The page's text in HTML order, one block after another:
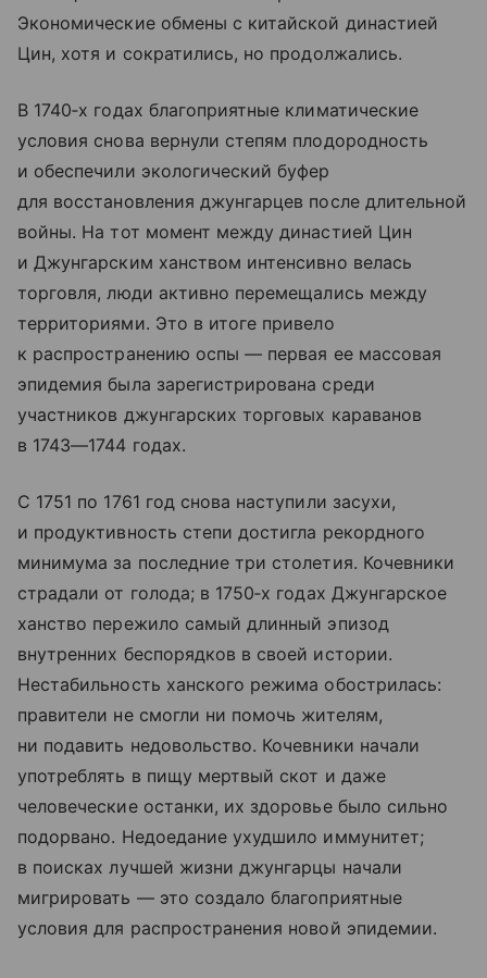
Экономические обмены с китайской династией
Цин, хотя и сократились, но продолжались.
В 1740‑х годах благоприятные климатические
условия снова вернули степям плодородность
и обеспечили экологический буфер
для восстановления джунгарцев после длительной
войны. На тот момент между династией Цин
и Джунгарским ханством интенсивно велась
торговля, люди активно перемещались между
территориями. Это в итоге привело
к распространению оспы — первая ее массовая
эпидемия была зарегистрирована среди
участников джунгарских торговых караванов
в 1743—1744 годах.
С 1751 по 1761 год снова наступили засухи,
и продуктивность степи достигла рекордного
минимума за последние три столетия. Кочевники
страдали от голода; в 1750‑х годах Джунгарское
ханство пережило самый длинный эпизод
внутренних беспорядков в своей истории.
Нестабильность ханского режима обострилась:
правители не смогли ни помочь жителям,
ни подавить недовольство. Кочевники начали
употреблять в пищу мертвый скот и даже
человеческие останки, их здоровье было сильно
подорвано. Недоедание ухудшило иммунитет;
в поисках лучшей жизни джунгарцы начали
мигрировать — это создало благоприятные
условия для распространения новой эпидемии.